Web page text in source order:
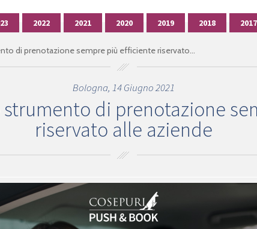
2022 2021 2020 2019 2018 2017
di prenotazione sempre più efficiente riservato...
Bologna, 14 Giugno 2021
strumento di prenotazione
riservato alle aziende